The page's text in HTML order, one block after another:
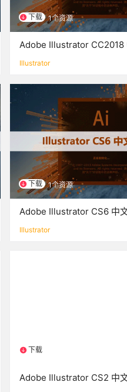
下载 1个资源
Adobe Illustrator CC2018
Illustrator
下载 1个资源
Adobe Illustrator CS6 中
Illustrator
下载
Adobe Illustrator CS2 中